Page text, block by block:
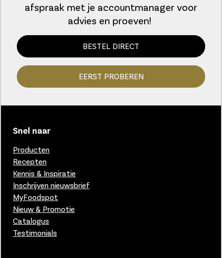
afspraak met je accountmanager voor
advies en proeven!
BESTEL DIRECT
EERST PROBEREN
Snel naar
Producten
Recepten
Kennis & Inspiratie
Inschrijven nieuwsbrief
MyFoodspot
Nieuw & Promotie
Catalogus
Testimonials